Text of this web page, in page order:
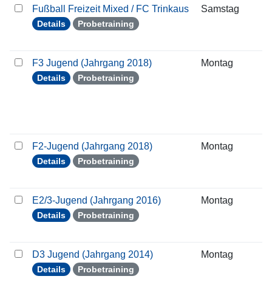
Fußball Freizeit Mixed / FC Trinkaus
Details Probetraining
Samstag
F3 Jugend (Jahrgang 2018)
Details Probetraining
Montag
F2-Jugend (Jahrgang 2018)
Details Probetraining
Montag
E2/3-Jugend (Jahrgang 2016)
Details Probetraining
Montag
D3 Jugend (Jahrgang 2014)
Details Probetraining
Montag